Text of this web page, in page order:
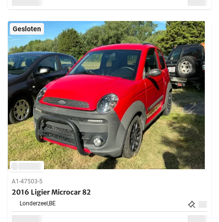
Gesloten
A1-47503-5
2016 Ligier Microcar 82
Londerzeel,BE